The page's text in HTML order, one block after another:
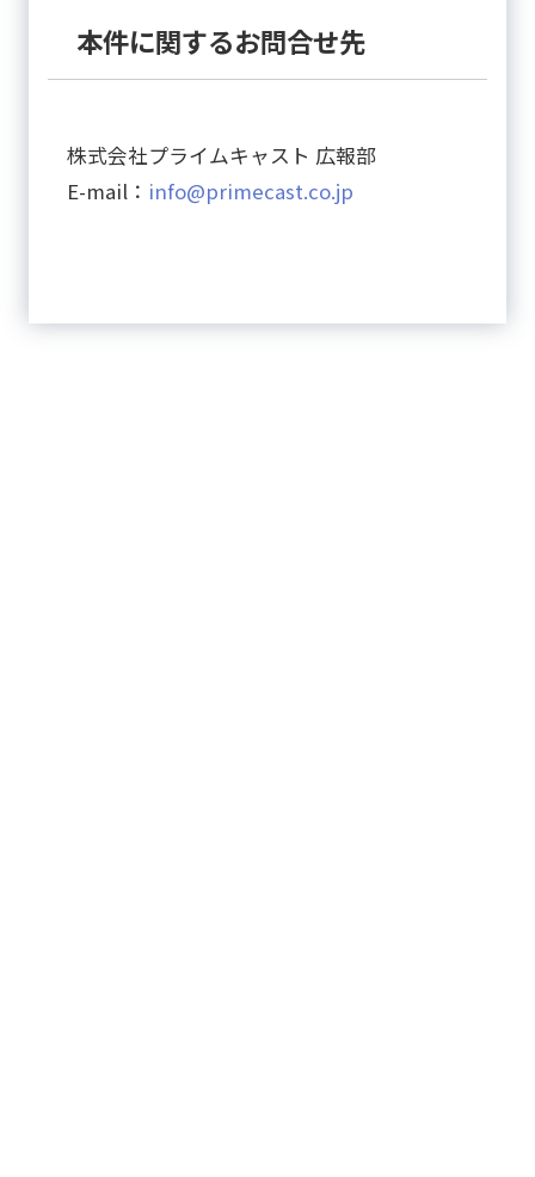
本件に関するお問合せ先
株式会社プライムキャスト 広報部
E-mail： info@primecast.co.jp